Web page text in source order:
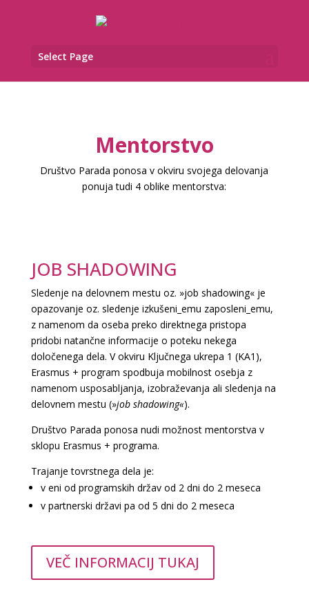
Select Page
Mentorstvo
Društvo Parada ponosa v okviru svojega delovanja
ponuja tudi 4 oblike mentorstva:
JOB SHADOWING
Sledenje na delovnem mestu oz. »job shadowing« je
opazovanje oz. sledenje izkušeni_emu zaposleni_emu,
z namenom da oseba preko direktnega pristopa
pridobi natančne informacije o poteku nekega
določenega dela. V okviru Ključnega ukrepa 1 (KA1),
Erasmus + program spodbuja mobilnost osebja z
namenom usposabljanja, izobraževanja ali sledenja na
delovnem mestu (»job shadowing«).
Društvo Parada ponosa nudi možnost mentorstva v
sklopu Erasmus + programa.
Trajanje tovrstnega dela je:
v eni od programskih držav od 2 dni do 2 meseca
v partnerski državi pa od 5 dni do 2 meseca
VEČ INFORMACIJ TUKAJ